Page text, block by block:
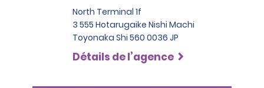
North Terminal 1f
3 555 Hotarugaike Nishi Machi
Toyonaka Shi 560 0036 JP
Détails de l’agence